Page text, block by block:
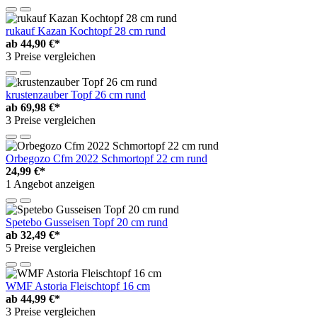
rukauf Kazan Kochtopf 28 cm rund
ab 44,90 €*
3 Preise vergleichen
krustenzauber Topf 26 cm rund
ab 69,98 €*
3 Preise vergleichen
Orbegozo Cfm 2022 Schmortopf 22 cm rund
24,99 €*
1 Angebot anzeigen
Spetebo Gusseisen Topf 20 cm rund
ab 32,49 €*
5 Preise vergleichen
WMF Astoria Fleischtopf 16 cm
ab 44,99 €*
3 Preise vergleichen